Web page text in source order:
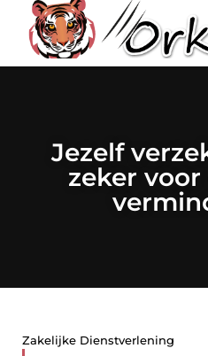
Jezelf
zeker
Zakelijke Dienstverlening